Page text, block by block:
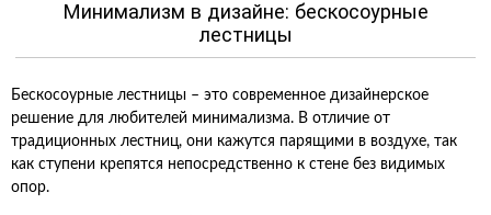
Минимализм в дизайне: бескосоурные
лестницы
Бескосоурные лестницы – это современное дизайнерское
решение для любителей минимализма. В отличие от
традиционных лестниц, они кажутся парящими в воздухе, так
как ступени крепятся непосредственно к стене без видимых
опор.